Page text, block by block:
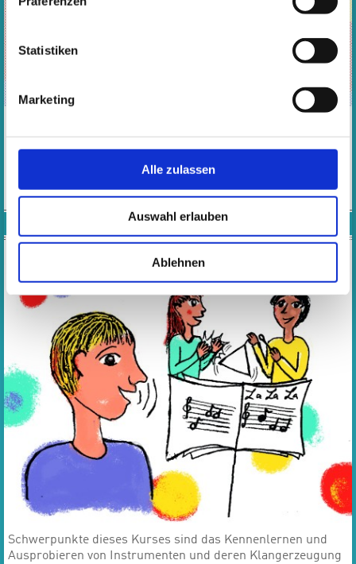
Statistiken
Marketing
Alle zulassen
Auswahl erlauben
Ablehnen
​​​​​​​​​​​​​​Mit singen, tanzen, elementare Instrumente spielen,
Bewegungsspiele werden Kinder spielerisch in die Welt der
MEHR
GRUNDAUSBILDUNG AB 6 JAHRE
​​​​​​​Schwerpunkte dieses Kurses sind das Kennenlernen und
Ausprobieren von Instrumenten und deren Klangerzeugung